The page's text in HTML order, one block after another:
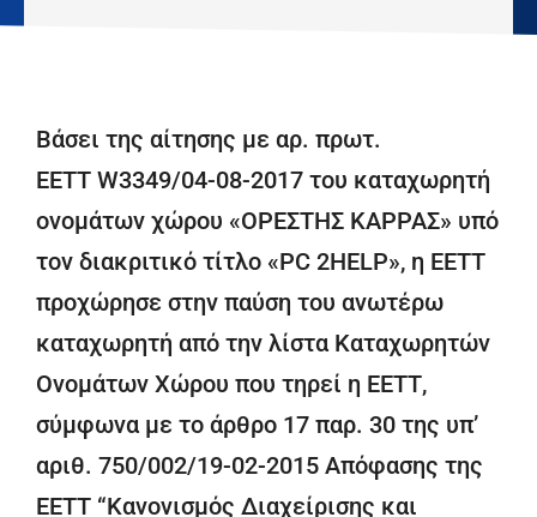
Βάσει της αίτησης με αρ. πρωτ.
ΕΕΤΤ W3349/04-08-2017 του καταχωρητή
ονομάτων χώρου «ΟΡΕΣΤΗΣ ΚΑΡΡΑΣ» υπό
τον διακριτικό τίτλο «PC 2HELP», η ΕΕΤΤ
προχώρησε στην παύση του ανωτέρω
καταχωρητή από την λίστα Καταχωρητών
Ονομάτων Χώρου που τηρεί η ΕΕΤΤ,
σύμφωνα με το άρθρο 17 παρ. 30 της υπ’
αριθ. 750/002/19-02-2015 Απόφασης της
ΕΕΤΤ “Κανονισμός Διαχείρισης και